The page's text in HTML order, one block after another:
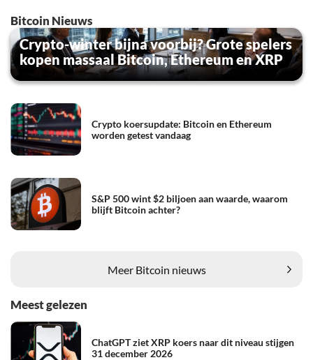
Bitcoin Nieuws
Crypto-winter bijna voorbij? Grote spelers
kopen massaal Bitcoin, Ethereum en XRP
Crypto koersupdate: Bitcoin en Ethereum
worden getest vandaag
S&P 500 wint $2 biljoen aan waarde, waarom
blijft Bitcoin achter?
Meer Bitcoin nieuws
Meest gelezen
ChatGPT ziet XRP koers naar dit niveau stijgen
31 december 2026